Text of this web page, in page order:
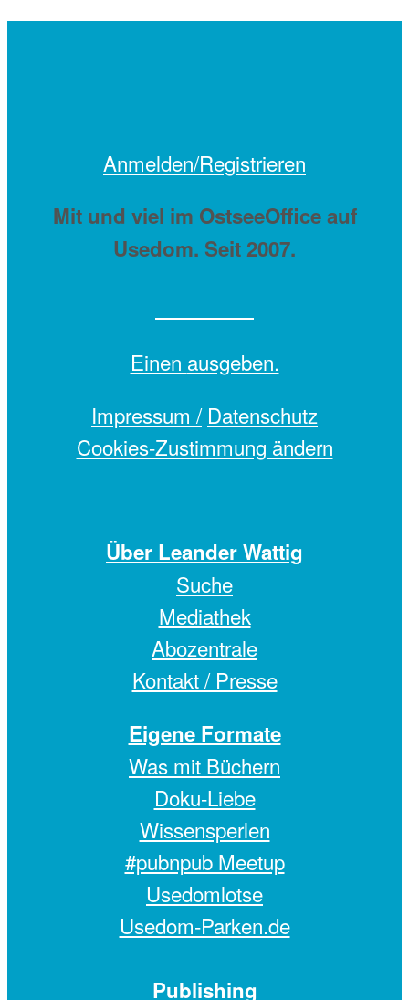
Anmelden/Registrieren
Mit und viel im OstseeOffice auf
Usedom. Seit 2007.
Einen ausgeben.
Impressum / Datenschutz
Cookies-Zustimmung ändern
Über Leander Wattig
Suche
Mediathek
Abozentrale
Kontakt / Presse
Eigene Formate
Was mit Büchern
Doku-Liebe
Wissensperlen
#pubnpub Meetup
Usedomlotse
Usedom-Parken.de
Publishing